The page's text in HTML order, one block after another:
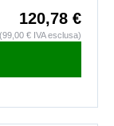
120,78 €
€ IVA esclusa)